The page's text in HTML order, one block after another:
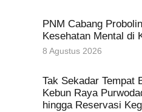
PNM Cabang
Kesehatan Mental di
8 Agustus 2026
Tak Sekadar Tempat
Kebun Raya
hingga Reservasi